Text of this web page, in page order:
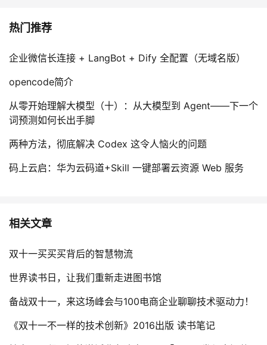
热门推荐
企业微信长连接 + LangBot + Dify 全配置（无域名版）
opencode简介
从零开始理解大模型（十）：从大模型到 Agent——下一个
词预测如何长出手脚
两种方法，彻底解决 Codex 这令人恼火的问题
码上云启：华为云码道+Skill 一键部署云资源 Web 服务
相关文章
双十一买买买背后的智慧物流
世界读书日，让我们重新走进图书馆
备战双十一，来这场峰会与100电商企业聊聊技术驱动力！
《双十一不一样的技术创新》2016出版 读书笔记